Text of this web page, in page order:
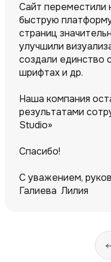
Сайт переместили
быструю
страниц
улучшили
создали единство
шрифтах и др.
Наша компания
результатами
Studio»
Спасибо!
С уважением,
Галиева Лилия